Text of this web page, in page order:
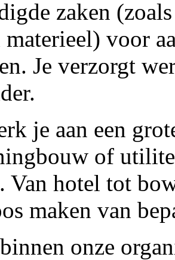
zaken
voor
Je verzorgt
je aan een
of
Van hotel tot
maken van
onze